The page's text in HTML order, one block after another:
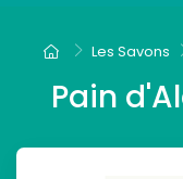
Les Savons
Pain